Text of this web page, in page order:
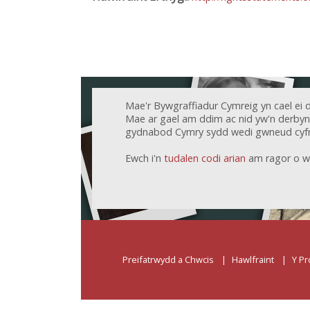
Mae'r Bywgraffiadur Cymreig yn cael ei
Mae ar gael am ddim ac nid yw'n
gydnabod Cymry sydd wedi gwneud
Ewch i'n tudalen codi arian am ragor o
Preifatrwydd a Chwcis Hawlfraint Y